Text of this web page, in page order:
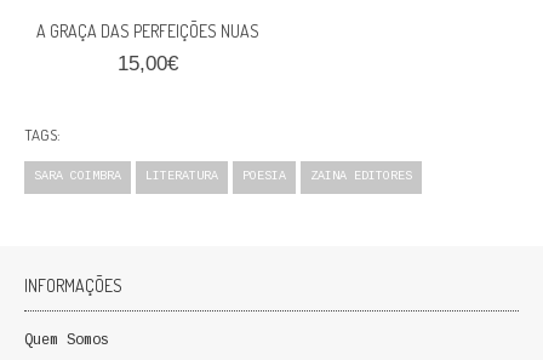
CONTACTOS
A GRAÇA DAS PERFEIÇÕES NUAS
15,00€
TAGS:
SARA COIMBRA LITERATURA POESIA ZAINA EDITORES
INFORMAÇÕES
Quem Somos